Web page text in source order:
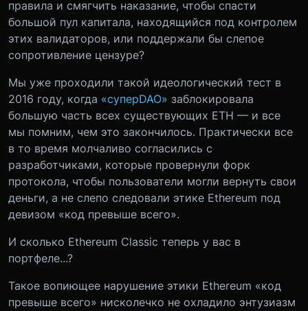
правила и смягчить наказание, чтобы спасти
большой пул капитала, находящийся под контролем
этих валидаторов, или поддержали бы слепое
сопротивление цензуре?
Мы уже проходили такой идеологический тест в
2016 году, когда «суперDAO» заблокировала
большую часть всех существующих ETH — и все
мы помним, чем это закончилось. Практически все
в то время молчаливо согласились с
разработчиками, которые провернули форк
протокола, чтобы пользователи могли вернуть свои
деньги, а не слепо следовали этике Ethereum под
девизом «код превыше всего».
И сколько Ethereum Classic теперь у вас в
портфеле...?
Такое вопиющее нарушение этики Ethereum «код
превыше всего» нисколечко не охладило энтузиазм